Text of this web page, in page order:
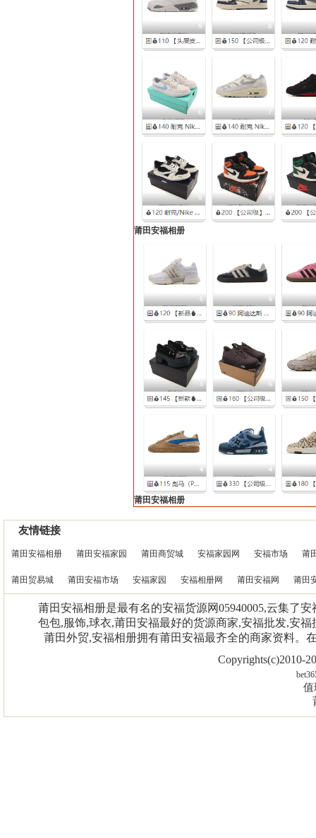
莆田安福相册
莆田安福相册
友情链接
莆田安福相册 莆田安福家园 莆田商贸城 安福家园网 安福市场 莆
莆田贸易城 莆田安福市场 安福家园 安福相册网 莆田安福网 莆田
莆田安福相册是最有名的安福货源网05940005,云集了
包包,服饰,球衣,莆田安福最好的货源商家,安福批发,安
莆田外贸,安福相册拥有莆田安福最齐全的商家资料。
Copyrights(c)2010-
值